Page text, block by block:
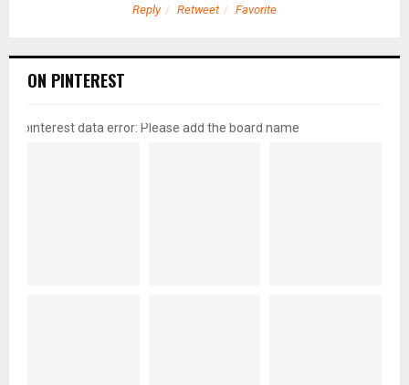
Reply Retweet Favorite
ON PINTEREST
pinterest data error: Please add the board name